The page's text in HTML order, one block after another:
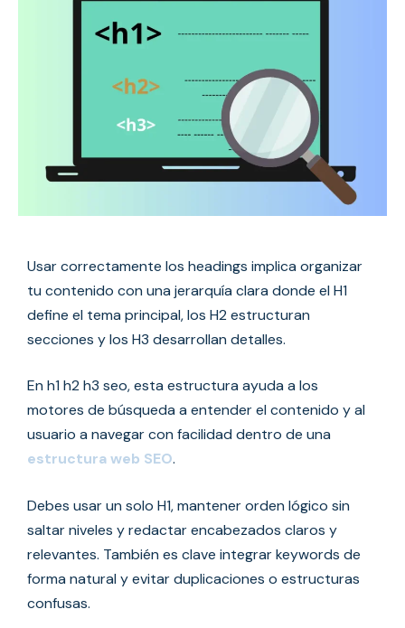
Usar correctamente los headings implica organizar
tu contenido con una jerarquía clara donde el H1
define el tema principal, los H2 estructuran
secciones y los H3 desarrollan detalles.
En h1 h2 h3 seo, esta estructura ayuda a los
motores de búsqueda a entender el contenido y al
usuario a navegar con facilidad dentro de una
estructura web SEO.
Debes usar un solo H1, mantener orden lógico sin
saltar niveles y redactar encabezados claros y
relevantes. También es clave integrar keywords de
forma natural y evitar duplicaciones o estructuras
confusas.